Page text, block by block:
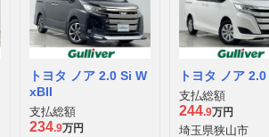
トヨタ ノア 2.0 Si W
xBII
支払総額
234.9万円
トヨタ ノア 2.0
支払総額
244.9万円
埼玉県狭山市